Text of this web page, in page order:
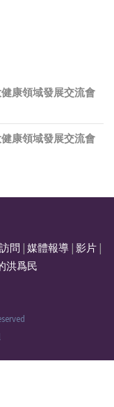
康領域發展交流會
康領域發展交流會
訪問 媒體報導 影片
洪爲民